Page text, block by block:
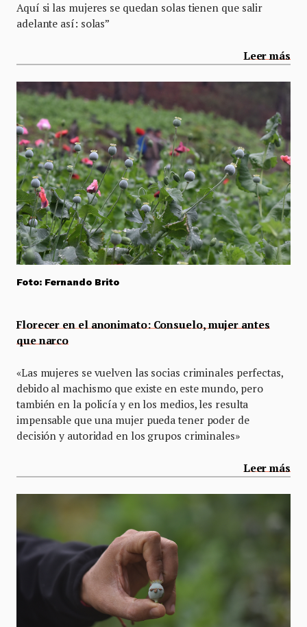
Aquí si las mujeres se quedan solas tienen que salir
adelante así: solas”
Leer más
Foto: Fernando Brito
Florecer en el anonimato: Consuelo, mujer antes
que narco
«Las mujeres se vuelven las socias criminales perfectas,
debido al machismo que existe en este mundo, pero
también en la policía y en los medios, les resulta
impensable que una mujer pueda tener poder de
decisión y autoridad en los grupos criminales»
Leer más